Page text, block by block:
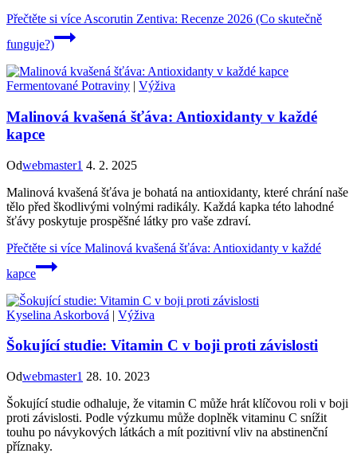
Přečtěte si více Ascorutin Zentiva: Recenze 2026 (Co skutečně
funguje?)
Fermentované Potraviny | Výživa
Malinová kvašená šťáva: Antioxidanty v každé
kapce
Odwebmaster1 4. 2. 2025
Malinová kvašená šťáva je bohatá na antioxidanty, které chrání naše
tělo před škodlivými volnými radikály. Každá kapka této lahodné
šťávy poskytuje prospěšné látky pro vaše zdraví.
Přečtěte si více Malinová kvašená šťáva: Antioxidanty v každé
kapce
Kyselina Askorbová | Výživa
Šokující studie: Vitamin C v boji proti závislosti
Odwebmaster1 28. 10. 2023
Šokující studie odhaluje, že vitamin C může hrát klíčovou roli v boji
proti závislosti. Podle výzkumu může doplněk vitaminu C snížit
touhu po návykových látkách a mít pozitivní vliv na abstinenční
příznaky.